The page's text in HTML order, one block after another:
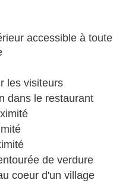
accessible à toute
les visiteurs
dans le restaurant
de verdure
coeur d'un village